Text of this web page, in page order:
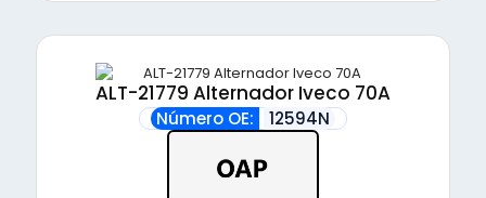
ALT-21779 Alternador Iveco 70A
Número OE: 12594N